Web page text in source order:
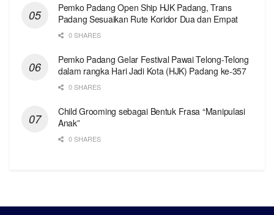
Pemko Padang Open Ship HJK Padang, Trans
Padang Sesuaikan Rute Koridor Dua dan Empat
0 SHARES
Pemko Padang Gelar Festival Pawai Telong-Telong
dalam rangka Hari Jadi Kota (HJK) Padang ke-357
0 SHARES
Child Grooming sebagai Bentuk Frasa “Manipulasi
Anak”
0 SHARES